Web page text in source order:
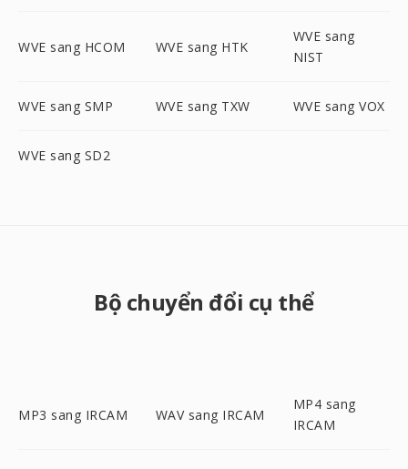
WVE sang HCOM WVE sang HTK
WVE sang
NIST
WVE sang SMP WVE sang TXW WVE sang VOX
WVE sang SD2
Bộ chuyển đổi cụ thể
MP3 sang IRCAM WAV sang IRCAM
MP4 sang
IRCAM